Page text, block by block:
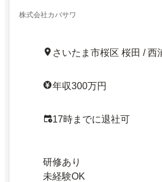
株式会社カバサワ
さいたま市桜区 桜田 / 西
年収300万円
17時までに退社可
研修あり
未経験OK